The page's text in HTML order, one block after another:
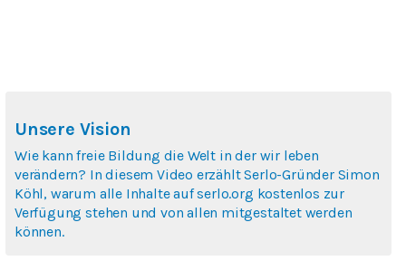
Unsere Vision
Wie kann freie Bildung die Welt in der wir leben
verändern? In diesem Video erzählt Serlo-Gründer Simon
Köhl, warum alle Inhalte auf serlo.org kostenlos zur
Verfügung stehen und von allen mitgestaltet werden
können.